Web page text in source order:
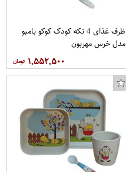
ظرف غذای 4 تکه کودک کوکو بامبو
مدل خرس مهربون
۱,۵۵۲,۵۰۰